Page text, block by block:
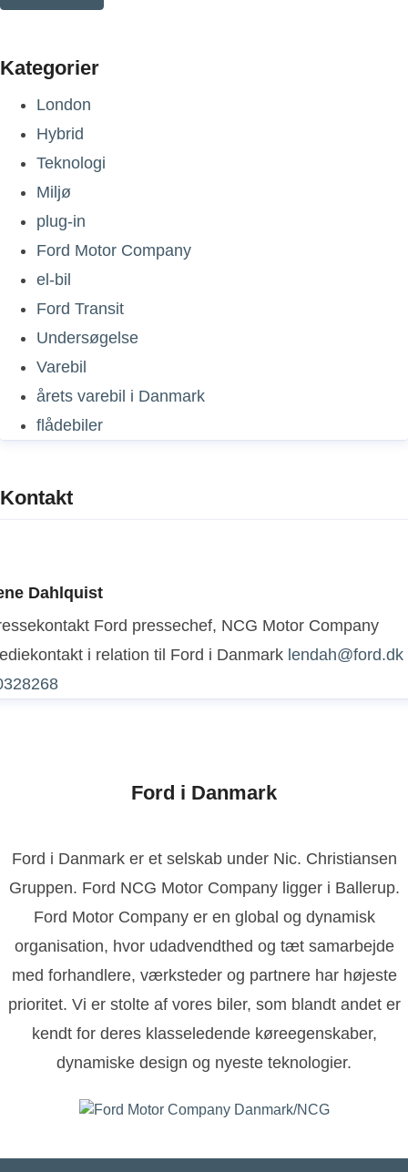
Kategorier
London
Hybrid
Teknologi
Miljø
plug-in
Ford Motor Company
el-bil
Ford Transit
Undersøgelse
Varebil
årets varebil i Danmark
flådebiler
Kontakt
Dahlquist
Ford pressechef, NCG Motor Company
i relation til Ford i Danmark lendah@ford.dk
Ford i Danmark
Ford i Danmark er et selskab under Nic. Christiansen
Gruppen. Ford NCG Motor Company ligger i Ballerup.
Ford Motor Company er en global og dynamisk
organisation, hvor udadvendthed og tæt samarbejde
med forhandlere, værksteder og partnere har højeste
prioritet. Vi er stolte af vores biler, som blandt andet er
kendt for deres klasseledende køreegenskaber,
dynamiske design og nyeste teknologier.